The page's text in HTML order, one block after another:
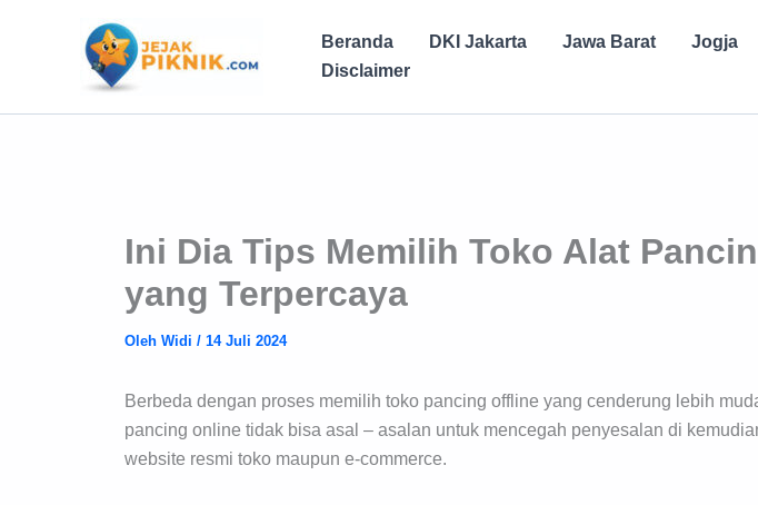
Beranda DKI Jakarta Jawa Barat Jogja
Disclaimer
Ini Dia Tips Memilih Toko Alat
yang Terpercaya
Oleh Widi / 14 Juli 2024
Berbeda dengan proses memilih toko pancing offline yang cenderung lebih
pancing online tidak bisa asal – asalan untuk mencegah penyesalan di
website resmi toko maupun e-commerce.